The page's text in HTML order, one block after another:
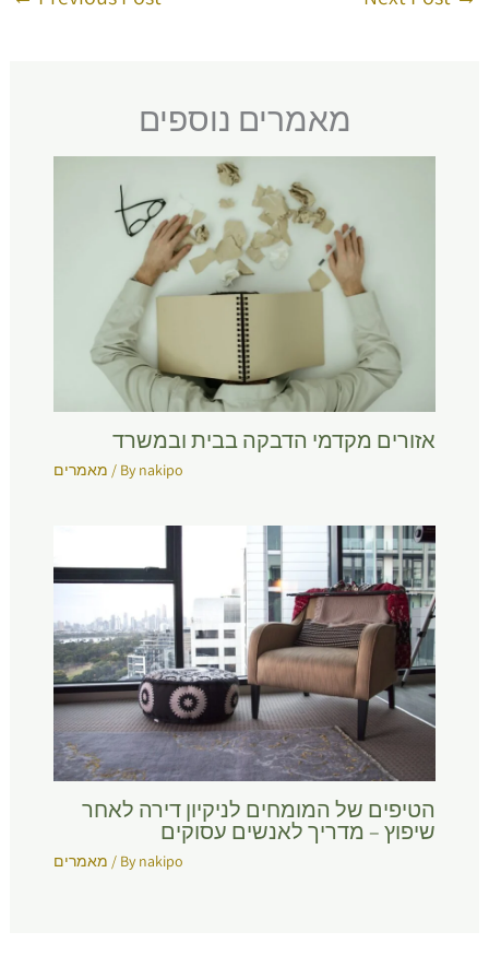
מאמרים נוספים
אזורים מקדמי הדבקה בבית ובמשרד
מאמרים / Bynakipo
הטיפים של המומחים לניקיון דירה לאחר
שיפוץ – מדריך לאנשים עסוקים
מאמרים / Bynakipo